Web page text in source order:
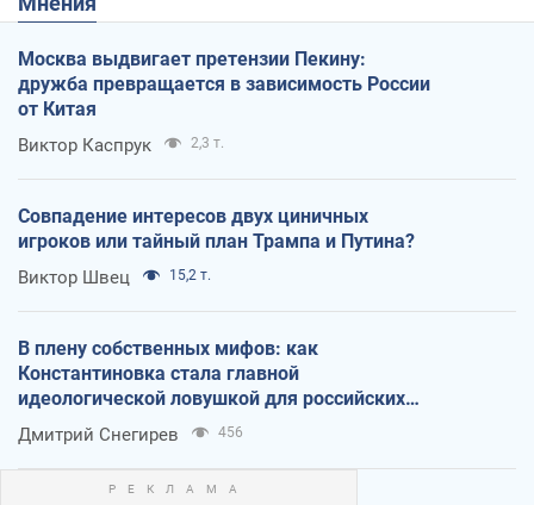
Москва выдвигает претензии Пекину:
дружба превращается в зависимость России
от Китая
Виктор Каспрук 2,3 т.
Совпадение интересов двух циничных
игроков или тайный план Трампа и Путина?
Виктор Швец 15,2 т.
В плену собственных мифов: как
Константиновка стала главной
идеологической ловушкой для российских
оккупантов
Дмитрий Снегирев 456